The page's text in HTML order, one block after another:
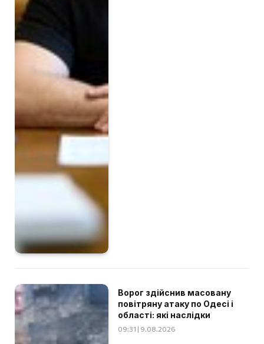
Ворог здійснив масовану
повітряну атаку по Одесі і
області: які наслідки
09:31 | 9.08.2026